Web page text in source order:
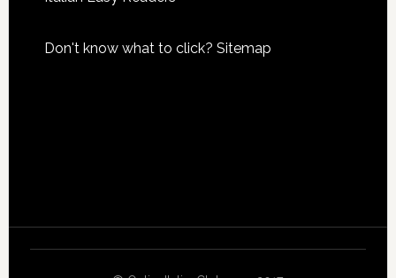
Don't know what to click? Sitemap